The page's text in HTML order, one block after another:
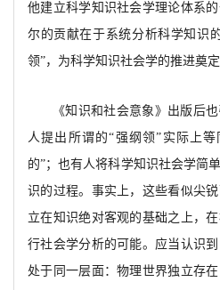
他建立科学知识社会学理论体系
尔的贡献在于系统分析科学知识
领”，为科学知识社会学的推进奠
《知识和社会意象》出版后
人提出所谓的“强纲领”实际上
的”；也有人将科学知识社会学简
识的过程。事实上，这些看似尖
立在知识绝对客观的基础之上，
行社会学分析的可能。应当认识
处于同一层面：物理世界独立存